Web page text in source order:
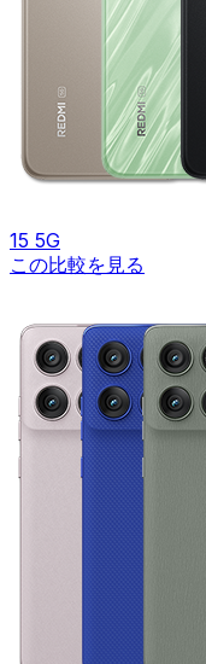
15 5G
この比較を見る